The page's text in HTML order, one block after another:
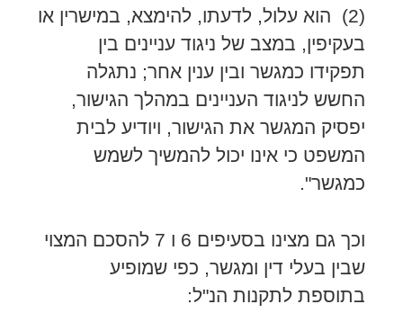
(2) הוא עלול, לדעתו, להימצא, במישרין או
בעקיפין, במצב של ניגוד עניינים בין
תפקידו כמגשר ובין ענין אחר; נתגלה
החשש לניגוד העניינים במהלך הגישור,
יפסיק המגשר את הגישור, ויודיע לבית
המשפט כי אינו יכול להמשיך לשמש
כמגשר".
וכך גם מצינו בסעיפים 6 ו 7 להסכם המצוי
שבין בעלי דין ומגשר, כפי שמופיע
בתוספת לתקנות הנ"ל: